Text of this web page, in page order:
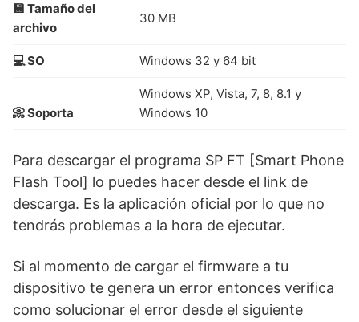
💾 Tamaño del
archivo
30 MB
💻 SO Windows 32 y 64 bit
📀 Soporta
Windows XP, Vista, 7, 8, 8.1 y
Windows 10
Para descargar el programa SP FT [Smart Phone
Flash Tool] lo puedes hacer desde el link de
descarga. Es la aplicación oficial por lo que no
tendrás problemas a la hora de ejecutar.
Si al momento de cargar el firmware a tu
dispositivo te genera un error entonces verifica
como solucionar el error desde el siguiente